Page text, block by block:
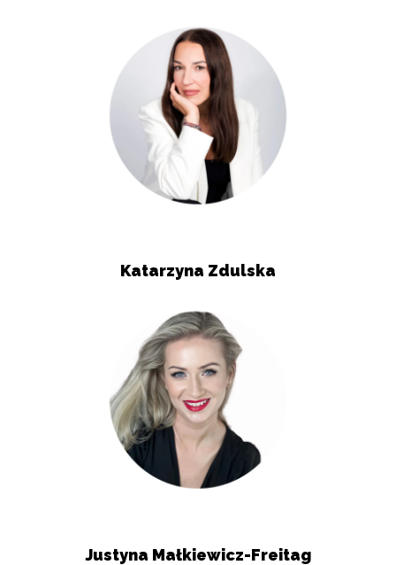
Katarzyna Zdulska
Justyna Małkiewicz-Freitag